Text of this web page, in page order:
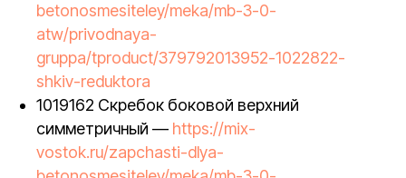
betonosmesiteley/meka/mb-3-0-
atw/privodnaya-
gruppa/tproduct/379792013952-1022822-
shkiv-reduktora
1019162 Скребок боковой верхний
симметричный — https://mix-
vostok.ru/zapchasti-dlya-